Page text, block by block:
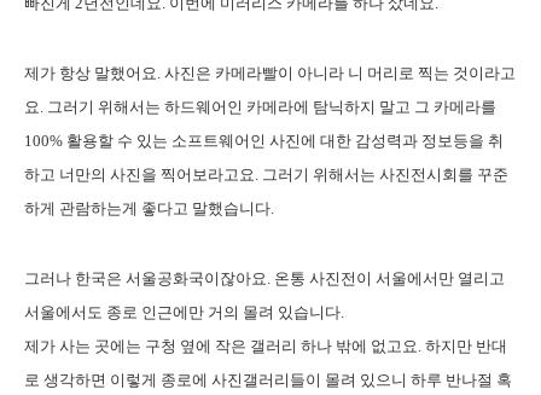
제가 항상 말했어요. 사진은 카메라빨이 아니라 니 머리로 찍는 것이라고
요. 그러기 위해서는 하드웨어인 카메라에 탐닉하지 말고 그 카메라를
100% 활용할 수 있는 소프트웨어인 사진에 대한 감성력과 정보등을 취
하고 너만의 사진을 찍어보라고요. 그러기 위해서는 사진전시회를 꾸준
하게 관람하는게 좋다고 말했습니다.
그러나 한국은 서울공화국이잖아요. 온통 사진전이 서울에서만 열리고
서울에서도 종로 인근에만 거의 몰려 있습니다.
제가 사는 곳에는 구청 옆에 작은 갤러리 하나 밖에 없고요. 하지만 반대
로 생각하면 이렇게 종로에 사진갤러리들이 몰려 있으니 하루 반나절 혹